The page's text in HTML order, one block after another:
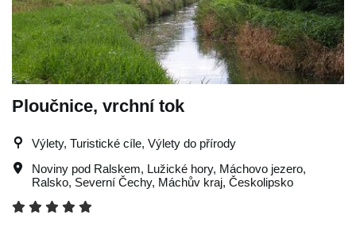
Ploučnice, vrchní tok
Výlety, Turistické cíle, Výlety do přírody
Noviny pod Ralskem, Lužické hory, Máchovo jezero,
Ralsko, Severní Čechy, Máchův kraj, Českolipsko